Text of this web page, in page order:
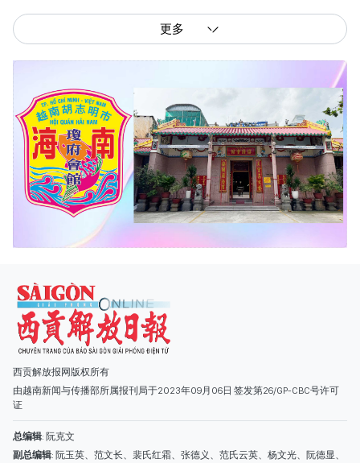
更多
西贡解放报网版权所有
由越南新闻与传播部所属报刊局于2023年09月06日 签发第26/GP-CBC号许可
证
总编辑: 阮克文
副总编辑: 阮玉英、范文长、裴氏红霜、张德义、范氏云英、杨文光、阮德显、